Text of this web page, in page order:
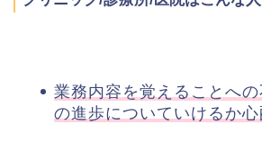
業務内容を覚えることへ
の進歩についていけるか心